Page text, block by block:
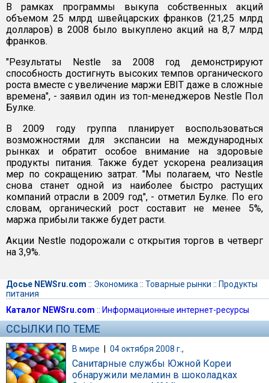
В рамках программы выкупа собственных акций
объемом 25 млрд швейцарских франков (21,25 млрд
долларов) в 2008 было выкуплено акций на 8,7 млрд
франков.
"Результаты Nestle за 2008 год демонстрируют
способность достигнуть высоких темпов органического
роста вместе с увеличение маржи EBIT даже в сложные
времена", - заявил один из топ-менеджеров Nestle Пол
Булке.
В 2009 году группа планирует воспользоваться
возможностями для экспансии на международных
рынках и обратит особое внимание на здоровые
продукты питания. Также будет ускорена реализация
мер по сокращению затрат. "Мы полагаем, что Nestle
снова станет одной из наиболее быстро растущих
компаний отрасли в 2009 год", - отметил Булке. По его
словам, органический рост составит не менее 5%,
маржа прибыли также будет расти.
Акции Nestle подорожали с открытия торгов в четверг
на 3,9%.
Досье NEWSru.com :: Экономика :: Товарные рынки :: Продукты
питания
Каталог NEWSru.com :: Информационные интернет-ресурсы
ССЫЛКИ ПО ТЕМЕ
В мире | 04 октября 2008 г.,
Санитарные службы Южной Кореи
обнаружили меламин в шоколадках